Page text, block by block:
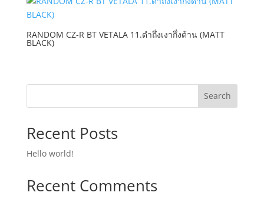
RANDOM CZ-R BT VETALA 11.ดำถึ่งเงากึ่งด้าน (MATT
BLACK)
Search
Recent Posts
Hello world!
Recent Comments